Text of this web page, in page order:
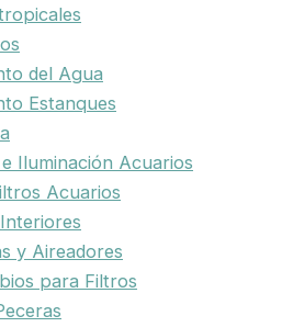
del Agua
Estanques
Iluminación Acuarios
Acuarios
y Aireadores
para Filtros